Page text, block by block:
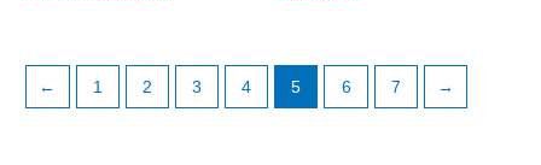
← 1 2 3 4 5 6 7 →